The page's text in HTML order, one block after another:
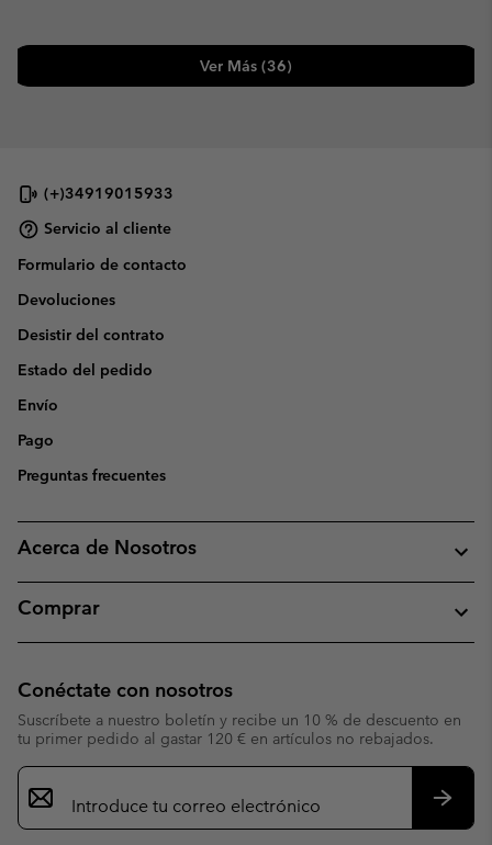
Ver Más (36)
(+)34919015933
Servicio al cliente
Formulario de contacto
Devoluciones
Desistir del contrato
Estado del pedido
Envío
Pago
Preguntas frecuentes
Acerca de Nosotros
Comprar
Conéctate con nosotros
Suscríbete a nuestro boletín y recibe un 10 % de descuento en
tu primer pedido al gastar 120 € en artículos no rebajados.
Suscripción
de
correo